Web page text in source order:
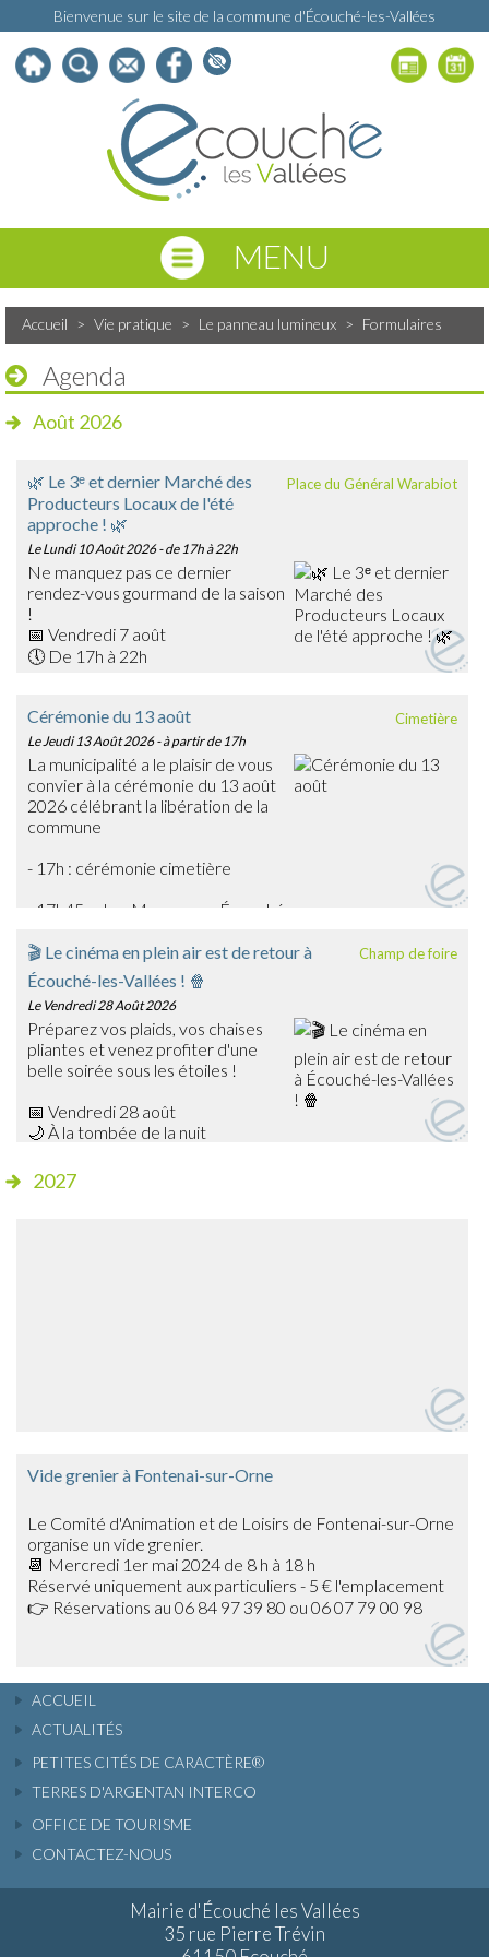
Bienvenue sur le site de la commune d'Écouché-les-Vallées
MENU
Accueil > Vie pratique > Le panneau lumineux > Formulaires
Agenda
Août 2026
Place du Général Warabiot
🌿 Le 3ᵉ et dernier Marché des
Producteurs Locaux de l'été
approche ! 🌿
Le Lundi 10 Août 2026- de 17h à 22h
Ne manquez pas ce dernier
rendez-vous gourmand de la saison
!
📅 Vendredi 7 août
🕔 De 17h à 22h
savoir-faire et faire le plein de produits frais, artisanaux et
de saison : confitures, boissons, œufs, légumes,
gourmandises… et bien d'autres trésors du terroir !
🎶 La soirée sera également animée en musique par
Emmanuel Toutain, pour une ambiance festive et
chaleureuse.
un agréable moment en famille ou entre amis et soutenir
➡️ On vous attend nombreux pour clôturer en beauté
cette belle saison des marchés !
Cimetière
Cérémonie du 13 août
Le Jeudi 13 Août 2026- à partir de 17h
La municipalité a le plaisir de vous
convier à la cérémonie du 13 août
2026 célébrant la libération de la
commune
- 17h : cérémonie cimetière
- 17h45 : char Massaoua - Écouché
Champ de foire
🎬 Le cinéma en plein air est de retour à
Écouché-les-Vallées ! 🍿
Le Vendredi 28 Août 2026
Préparez vos plaids, vos chaises
pliantes et venez profiter d'une
belle soirée sous les étoiles !
📅 Vendredi 28 août
🌙 À la tombée de la nuit
🎥 Cette année, découvrez Les Bad Guys, un film
2027
Vide grenier à Fontenai-sur-Orne
Le Comité d'Animation et de Loisirs de Fontenai-sur-Orne
organise un vide grenier.
📆 Mercredi 1er mai 2024 de 8 h à 18 h
Réservé uniquement aux particuliers - 5 € l'emplacement
👉 Réservations au 06 84 97 39 80 ou 06 07 79 00 98
ACCUEIL
ACTUALITÉS
PETITES CITÉS DE CARACTÈRE®
TERRES D'ARGENTAN INTERCO
OFFICE DE TOURISME
CONTACTEZ-NOUS
Mairie d'Écouché les Vallées
35 rue Pierre Trévin